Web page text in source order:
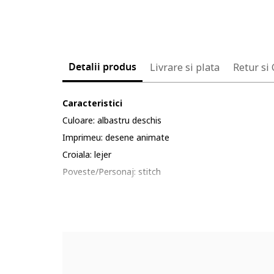
Detalii produs Livrare si plata Retur si
Caracteristici
Culoare: albastru deschis
Imprimeu: desene animate
Croiala: lejer
Poveste/Personaj: stitch